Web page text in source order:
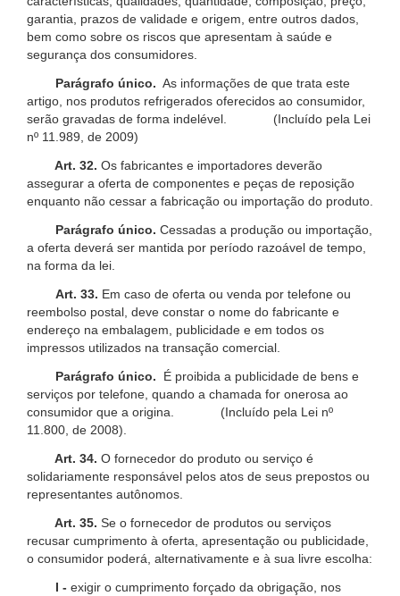
garantia, prazos de validade e origem, entre outros dados,
bem como sobre os riscos que apresentam à saúde e
segurança dos consumidores.
Parágrafo único. As informações de que trata este
artigo, nos produtos refrigerados oferecidos ao consumidor,
serão gravadas de forma indelével. (Incluído pela Lei
nº 11.989, de 2009)
Art. 32. Os fabricantes e importadores deverão
assegurar a oferta de componentes e peças de reposição
enquanto não cessar a fabricação ou importação do produto.
Parágrafo único. Cessadas a produção ou importação,
a oferta deverá ser mantida por período razoável de tempo,
na forma da lei.
Art. 33. Em caso de oferta ou venda por telefone ou
reembolso postal, deve constar o nome do fabricante e
endereço na embalagem, publicidade e em todos os
impressos utilizados na transação comercial.
Parágrafo único.
É proibida a publicidade de bens e
serviços por telefone, quando a chamada for onerosa ao
consumidor que a origina. (Incluído pela Lei nº
11.800, de 2008).
Art. 34. O fornecedor do produto ou serviço é
solidariamente responsável pelos atos de seus prepostos ou
representantes autônomos.
Art. 35. Se o fornecedor de produtos ou serviços
recusar cumprimento à oferta, apresentação ou publicidade,
o consumidor poderá, alternativamente e à sua livre escolha:
I - exigir o cumprimento forçado da obrigação, nos